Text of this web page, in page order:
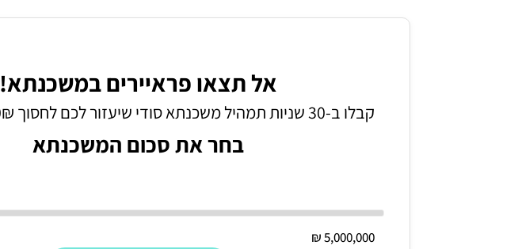
אל תצאו פראיירים במשכנתא!
קבלו ב-30 שניות תמהיל משכנתא סודי שיעזור לכם לחסוך 120,000₪ ומעלה
בחר את סכום המשכנתא
5,000,000 ₪